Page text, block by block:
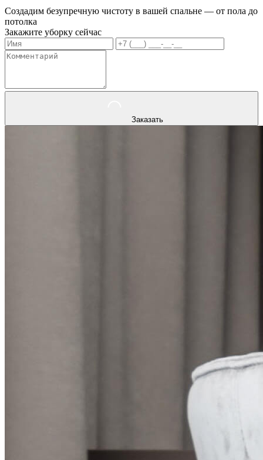
Создадим безупречную чистоту в вашей спальне — от пола до
потолка
Закажите уборку сейчас
Заказать